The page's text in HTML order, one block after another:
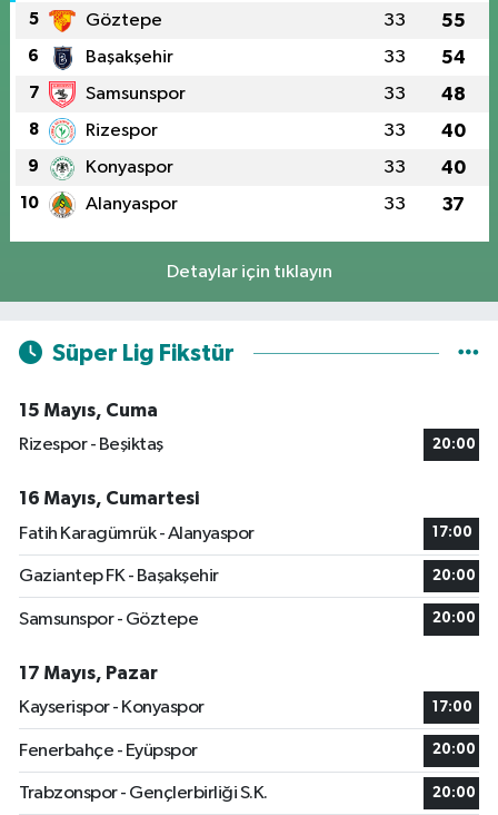
5 Göztepe 33 55
6 Başakşehir 33 54
7 Samsunspor 33 48
8 Rizespor 33 40
9 Konyaspor 33 40
10 Alanyaspor 33 37
Detaylar için tıklayın
Süper Lig Fikstür
15 Mayıs, Cuma
Rizespor - Beşiktaş
20:00
16 Mayıs, Cumartesi
Fatih Karagümrük - Alanyaspor
17:00
Gaziantep FK - Başakşehir 20:00
Samsunspor - Göztepe 20:00
17 Mayıs, Pazar
Kayserispor - Konyaspor
17:00
Fenerbahçe - Eyüpspor 20:00
Trabzonspor - Gençlerbirliği S.K. 20:00